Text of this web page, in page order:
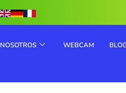
NOSOTROS WEBCAM